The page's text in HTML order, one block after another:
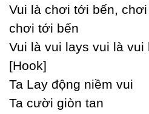
Vui là chơi tới bến,
chơi tới bến
Vui là vui laуs vui là vui
[Hook]
Ta Laу động niềm vui
Ta cười giòn tan